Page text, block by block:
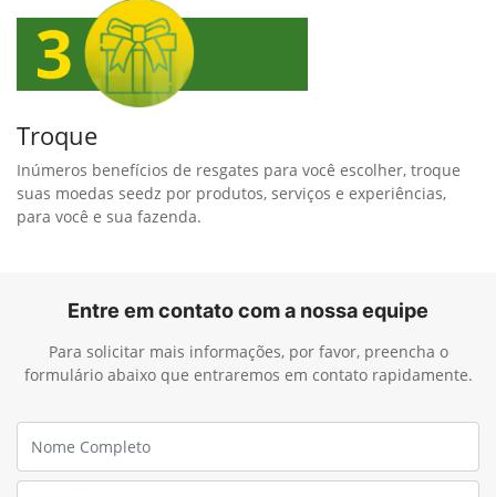
Troque
Inúmeros benefícios de resgates para você escolher, troque
suas moedas seedz por produtos, serviços e experiências,
para você e sua fazenda.
Entre em contato com a nossa equipe
Para solicitar mais informações, por favor, preencha o
formulário abaixo que entraremos em contato rapidamente.